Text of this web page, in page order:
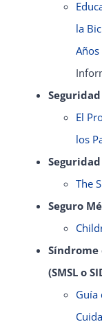
la
Años
El
los
The
Seguro
(SMSL o
Guía